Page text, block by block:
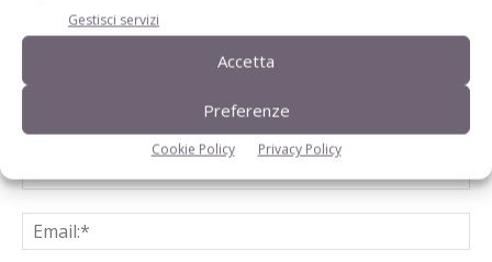
Gestisci servizi
Accetta
Preferenze
Cookie Policy Privacy Policy